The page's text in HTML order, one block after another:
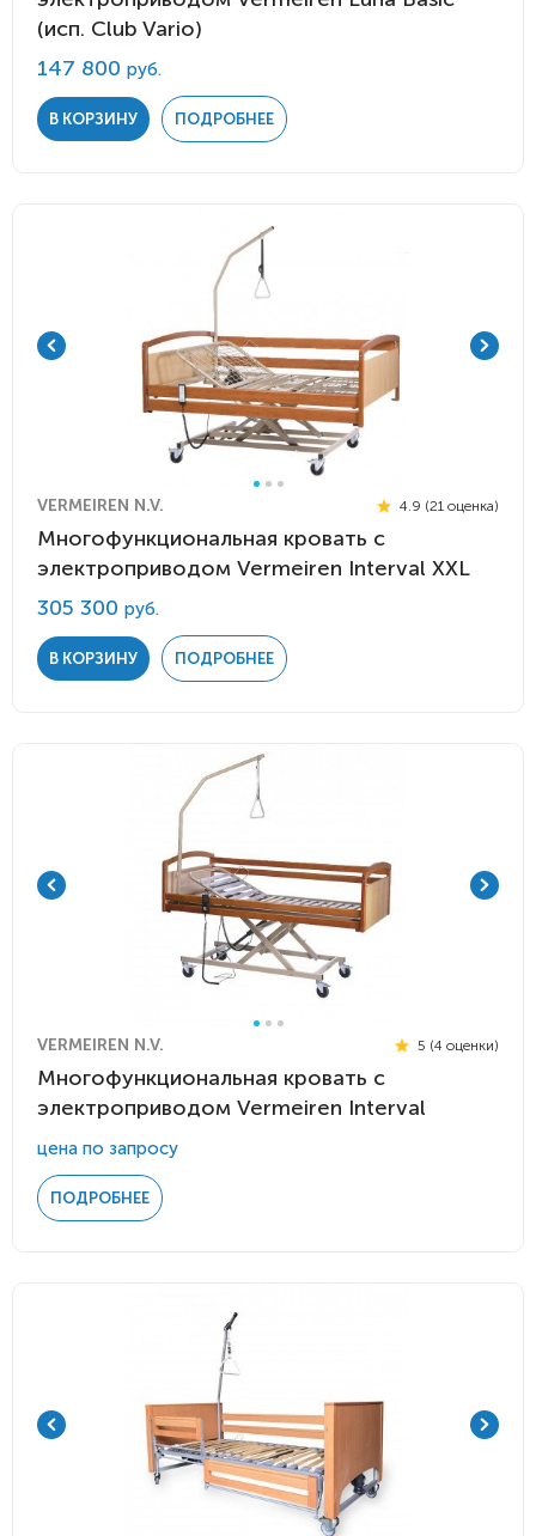
(исп. Club Vario)
147 800 руб.
В КОРЗИНУ ПОДРОБНЕЕ
VERMEIREN N.V. 4.9 (21 оценка)
Многофункциональная кровать с
электроприводом Vermeiren Interval XXL
305 300 руб.
В КОРЗИНУ ПОДРОБНЕЕ
VERMEIREN N.V. 5 (4 оценки)
Многофункциональная кровать с
электроприводом Vermeiren Interval
цена по запросу
ПОДРОБНЕЕ